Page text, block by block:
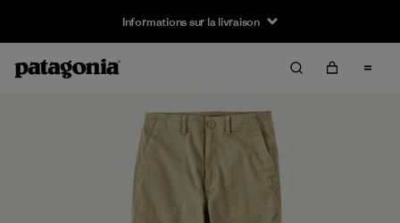
Informations sur la livraison